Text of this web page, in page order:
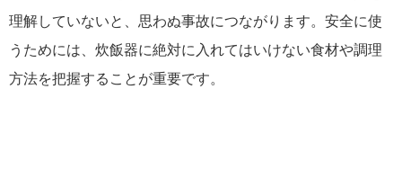
理解していないと、思わぬ事故につながります。安全に使
うためには、炊飯器に絶対に入れてはいけない食材や調理
方法を把握することが重要です。